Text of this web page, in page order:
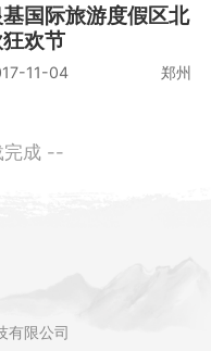
国际旅游度假区北
欢节
11-04 郑州
完成 --
有限公司